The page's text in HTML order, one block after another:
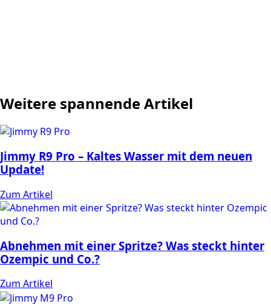
Weitere spannende Artikel
Jimmy R9 Pro – Kaltes Wasser mit dem neuen
Update!
Zum Artikel
Abnehmen mit einer Spritze? Was steckt hinter
Ozempic und Co.?
Zum Artikel